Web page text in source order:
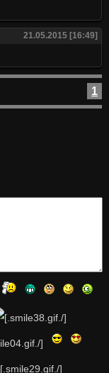
21.05.2015 [16:49]
1